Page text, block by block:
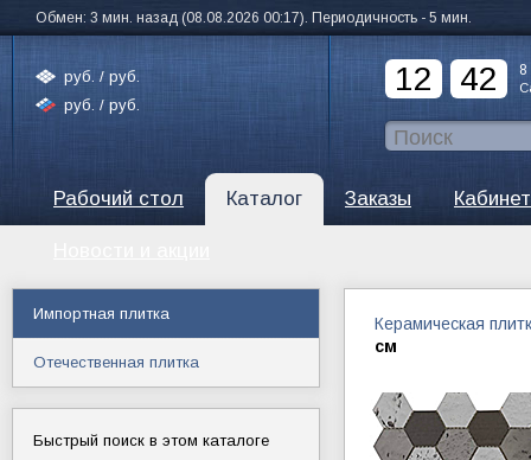
Обмен: 3 мин. назад (08.08.2026 00:17). Периодичность - 5 мин.
руб. / руб.
руб. / руб.
12 42 8
Рабочий стол Каталог Заказы Кабинет
Керамическая
см
Импортная плитка
Отечественная плитка
Быстрый поиск в этом каталоге